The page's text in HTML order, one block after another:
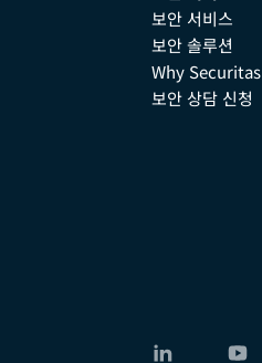
보안 서비스
보안 솔루션
Why Securitas
보안 상담 신청